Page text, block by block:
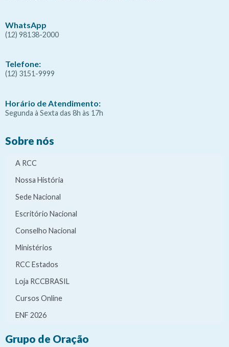
WhatsApp
(12) 98138-2000
Telefone:
(12) 3151-9999
Horário de Atendimento:
Segunda à Sexta das 8h às 17h
Sobre nós
A RCC
Nossa História
Sede Nacional
Escritório Nacional
Conselho Nacional
Ministérios
RCC Estados
Loja RCCBRASIL
Cursos Online
ENF 2026
Grupo de Oração